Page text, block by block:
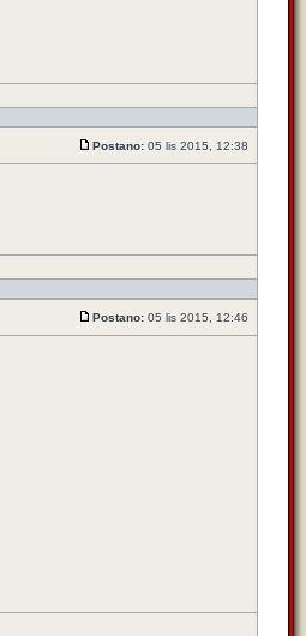
Postano: 05 lis 2015, 12:38
Postano: 05 lis 2015, 12:46